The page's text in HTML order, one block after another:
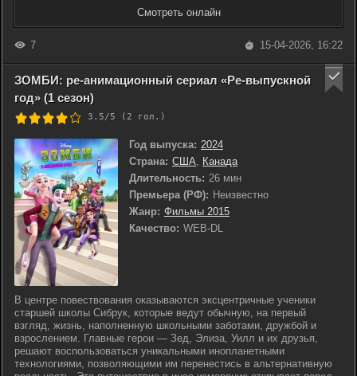
Смотреть онлайн
7 15-04-2026, 16:22
ЗОМБИ: ре-анимационный сериал «Ре-выпускной
год» (1 сезон)
3.5/5 ( 2 гол.)
Год выпуска: 2024
Страна: США, Канада
Длительность: 26 мин
Премьера (РФ): Неизвестно
Жанр: Фильмы 2015
Качество: WEB-DL
В центре повествования оказываются эксцентричные ученики
старшей школы Сибрук, которые ведут обычную, на первый
взгляд, жизнь, наполненную школьными заботами, дружбой и
взрослением. Главные герои — Зед, Элиза, Уилл и их друзья,
решают воспользоваться уникальными инопланетными
технологиями, позволяющими им перенестись в альтернативную